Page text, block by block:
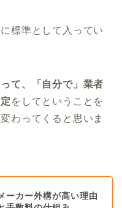
標準として入ってい
て、「自分で」業者
をしてということを
わってくると思いま
ーカー外構が高い理由